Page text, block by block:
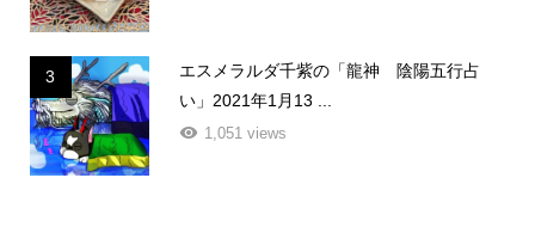
3
エスメラルダ千紫の「龍神 陰陽五行占
い」2021年1月13 ...
1,051 views